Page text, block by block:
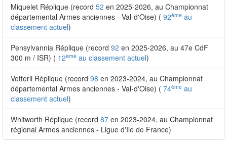
Miquelet Réplique (record 52 en 2025-2026, au Championnat
départemental Armes anciennes - Val-d'Oise) ( 92ème au
classement actuel)
Pensylvannia Réplique (record 92 en 2025-2026, au 47e CdF
300 m / ISR) ( 12ème au classement actuel)
Vetterli Réplique (record 98 en 2023-2024, au Championnat
départemental Armes anciennes - Val-d'Oise) ( 74ème au
classement actuel)
Whitworth Réplique (record 87 en 2023-2024, au Championnat
régional Armes anciennes - Ligue d'Ile de France)